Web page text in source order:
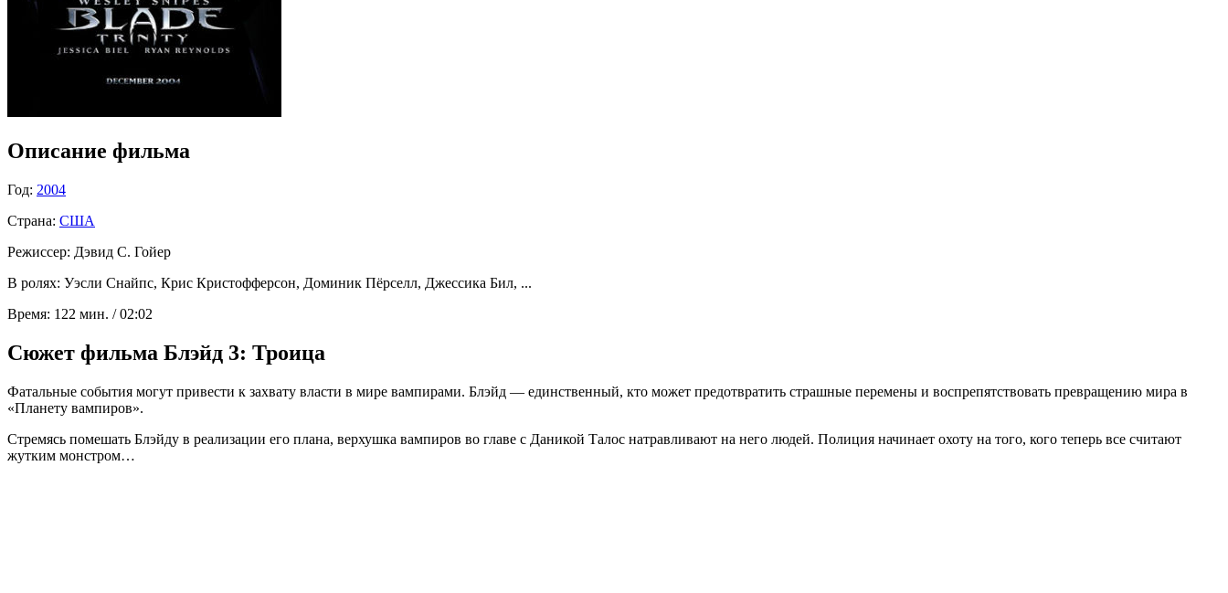
Описание фильма
Год: 2004
Страна: США
Режиссер: Дэвид С. Гойер
В ролях: Уэсли Снайпс, Крис Кристофферсон, Доминик Пёрселл, Джессика Бил, ...
Время: 122 мин. / 02:02
Сюжет фильма Блэйд 3: Троица
Фатальные события могут привести к захвату власти в мире вампирами. Блэйд — единственный, кто может предотвратить страшные перемены и воспрепятствовать превращению мира в
«Планету вампиров».
Стремясь помешать Блэйду в реализации его плана, верхушка вампиров во главе с Даникой Талос натравливают на него людей. Полиция начинает охоту на того, кого теперь все считают
жутким монстром…